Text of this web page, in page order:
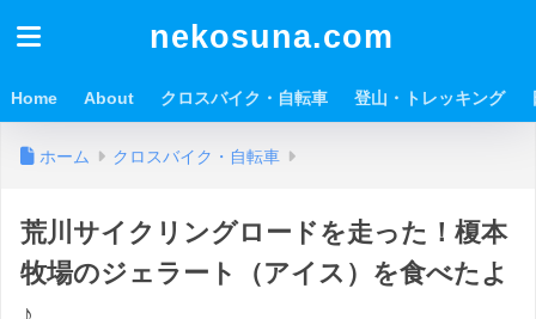
nekosuna.com
Home About クロスバイク・自転車 登山・トレッキング
ホーム クロスバイク・自転車
荒川サイクリングロードを走った！榎本
牧場のジェラート（アイス）を食べたよ